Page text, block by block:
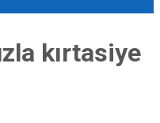
kırtasiye